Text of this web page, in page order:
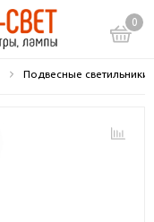
0
Подвесные светильники